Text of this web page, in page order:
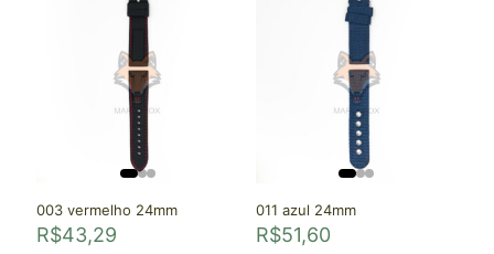
003 vermelho 24mm
R$43,29
011 azul 24mm
R$51,60